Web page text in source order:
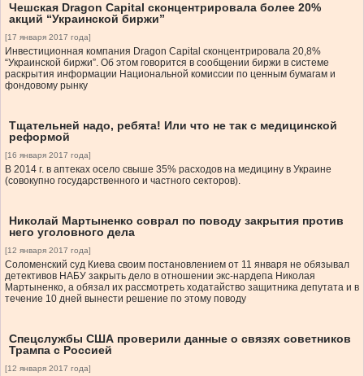
Чешская Dragon Capital сконцентрировала более 20%
акций “Украинской биржи”
[17 января 2017 года]
Инвестиционная компания Dragon Capital сконцентрировала 20,8%
“Украинской биржи”. Об этом говорится в сообщении биржи в системе
раскрытия информации Национальной комиссии по ценным бумагам и
фондовому рынку
Тщательней надо, ребята! Или что не так с медицинской
реформой
[16 января 2017 года]
В 2014 г. в аптеках осело свыше 35% расходов на медицину в Украине
(совокупно государственного и частного секторов).
Николай Мартыненко соврал по поводу закрытия против
него уголовного дела
[12 января 2017 года]
Соломенский суд Киева своим постановлением от 11 января не обязывал
детективов НАБУ закрыть дело в отношении экс-нардепа Николая
Мартыненко, а обязал их рассмотреть ходатайство защитника депутата и в
течение 10 дней вынести решение по этому поводу
Спецслужбы США проверили данные о связях советников
Трампа с Россией
[12 января 2017 года]